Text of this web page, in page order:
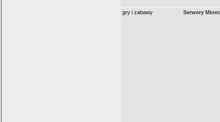
gry i zabawy Serwery